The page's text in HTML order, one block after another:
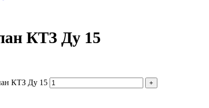
КТЗ Ду 15
КТЗ Ду 15